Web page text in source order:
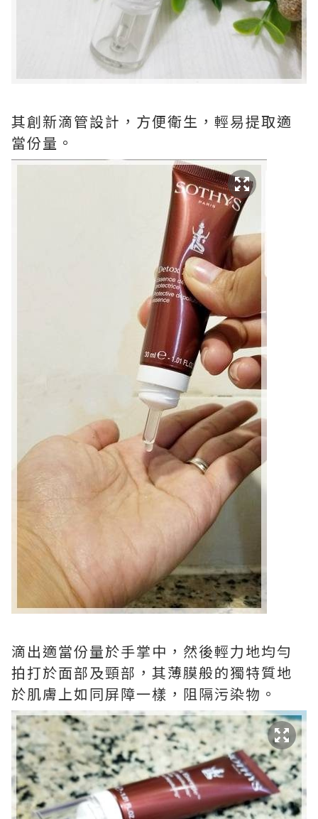
其創新滴管設計，方便衛生，輕易提取適
當份量。
滴出適當份量於手掌中，然後輕力地均勻
拍打於面部及頸部，其薄膜般的獨特質地
於肌膚上如同屏障一樣，阻隔污染物。